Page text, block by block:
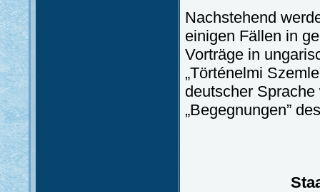
Nachstehend
einigen Fällen in
Vorträge in
„Történelmi
deutscher
„Begegnungen”